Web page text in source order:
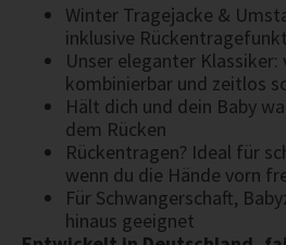
Winter Tragejacke &
inklusive
Unser eleganter Klassiker:
kombinierbar und zeitlos
Hält dich und dein Baby
dem Rücken
Rückentragen? Ideal für
wenn du die Hände vorn
Für Schwangerschaft,
hinaus geeignet